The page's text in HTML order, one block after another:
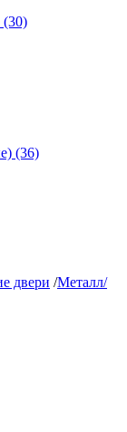
(30)
(36)
двери /Металл/